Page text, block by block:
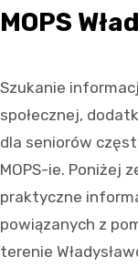
MOPS
Szukanie
społecznej,
dla seniorów
MOPS-ie. Poniżej
praktyczne
powiązanych z
terenie